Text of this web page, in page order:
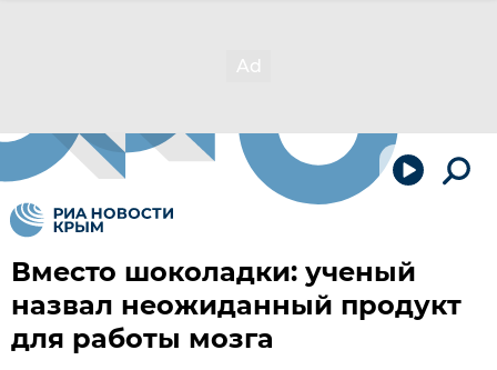
Вместо шоколадки: ученый
назвал неожиданный продукт
для работы мозга